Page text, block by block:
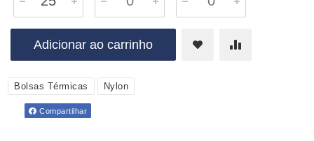
Adicionar ao carrinho
Bolsas Térmicas Nylon
Compartilhar